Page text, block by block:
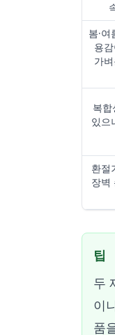
봄·
용
가
복
있으
환절
장벽
팁
두
이
품